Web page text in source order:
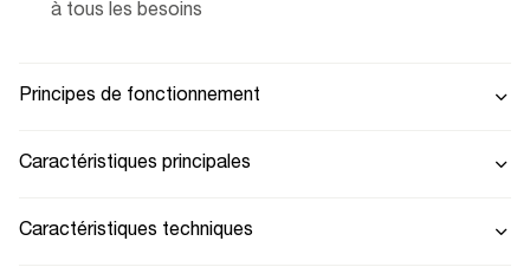
à tous les besoins
Principes de fonctionnement
Caractéristiques principales
Caractéristiques techniques